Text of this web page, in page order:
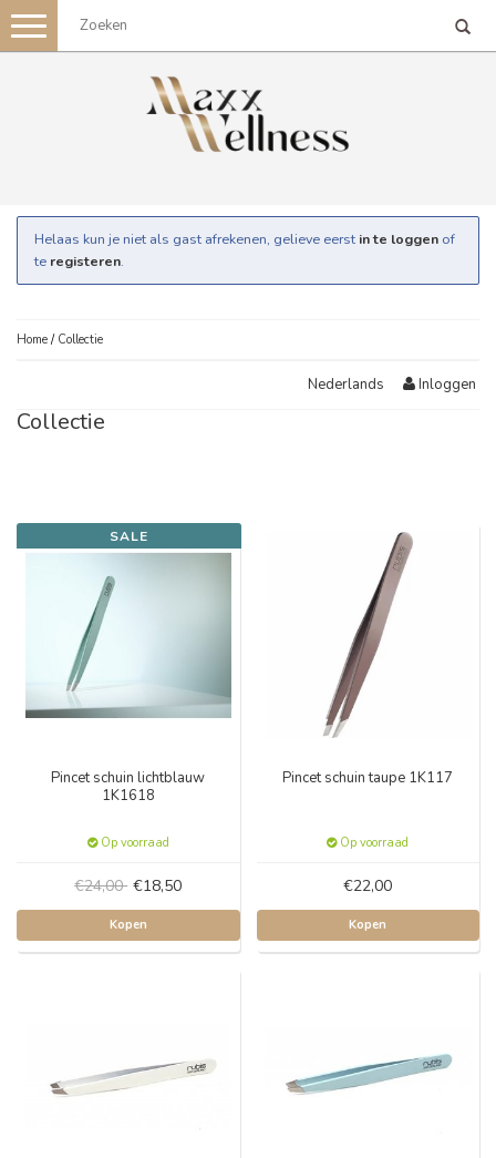
Toggle
navigation
Helaas kun je niet als gast afrekenen, gelieve eerst in te loggen of
te registeren.
Home / Collectie
Nederlands Inloggen
Collectie
SALE
Pincet schuin lichtblauw
1K1618
Op voorraad
€24,00 €18,50
Kopen
Pincet schuin taupe 1K117
Op voorraad
€22,00
Kopen